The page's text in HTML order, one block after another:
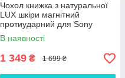
Чохол книжка з натуральної
LUX шкіри магнітний
протиударний для Sony
Xperia 10 II "ZENUS"
В наявності
1 349 ₴ 1 699 ₴